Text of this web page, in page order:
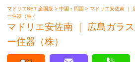
マドリエはLIXILの厳しい基
マドリエNET 全国版>中国・四国>マドリエ安佐南 ｜
ー住器（株）
マドリエ安佐南 ｜ 広島ガラ
ー住器（株）